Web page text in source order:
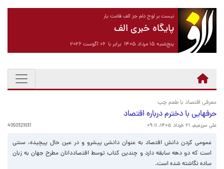
نیست بر لوح دلم جز الف قامت یار
پایگاه خبری الف
پنج‌شنبه ۱۵ مرداد ۱۴۰۵ برابر با ۰۶ آگوست ۲۰۲۶
معرفی اقتصاد با طعم چپ
حرفهایی با دخترم درباره اقتصاد
علی سرزعیم، ۲۱ خرداد ۱۴۰۵، ۰۹:۱۱ 4050321031
عمومی کردن دانش اقتصاد به عنوان دانشی پیشرو و در عین حال پیچیده، سنتی
است که دو دهه سابقه دارد و چندین کتاب توسط اقتصاددانان مطرح جهان به زبان
ساده نگاشته شده است.